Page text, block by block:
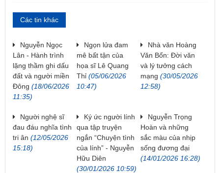
Các tin khác
Nguyễn Ngọc
Lân - Hành trình
lặng thầm ghi dấu
đất và người miền
Đông (18/06/2026
11:35)
Ngọn lửa đam
mê bất tận của
họa sĩ Lê Quang
Thỉ(05/06/2026
10:47)
Nhà văn Hoàng
Văn Bổn: Đời văn
và lý tưởng cách
mạng (30/05/2026
12:58)
Người nghệ sĩ
đau đáu nghĩa tình
tri ân (12/05/2026
15:18)
Ký ức người lính
qua tập truyện
ngắn “Chuyện tình
của lính” - Nguyễn
Hữu Diên
(30/01/2026 10:59)
Nguyễn Trọng
Hoàn và những
sắc màu của nhịp
sống đương đại
(14/01/2026 16:28)